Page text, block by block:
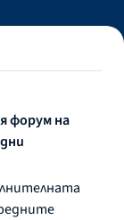
форум на